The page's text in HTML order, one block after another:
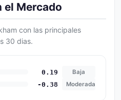
el Mercado
con las principales
30 dias.
0.19 Baja
-0.38 Moderada